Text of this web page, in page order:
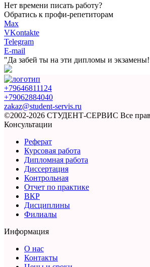
Нет времени писать работу?
Обратись к профи-репетиторам
Max
VKontakte
Telegram
E-mail
"Да забей ты на эти дипломы и
+79646811124
+79062884040
zakaz@student-servis.ru
©2002-2026 СТУДЕНТ-СЕРВИС Все
Консультации
Реферат
Курсовая работа
Дипломная работа
Диссертация
Контрольная
Отчет по практике
ВКР
Дисциплины
Филиалы
Информация
О нас
Контакты